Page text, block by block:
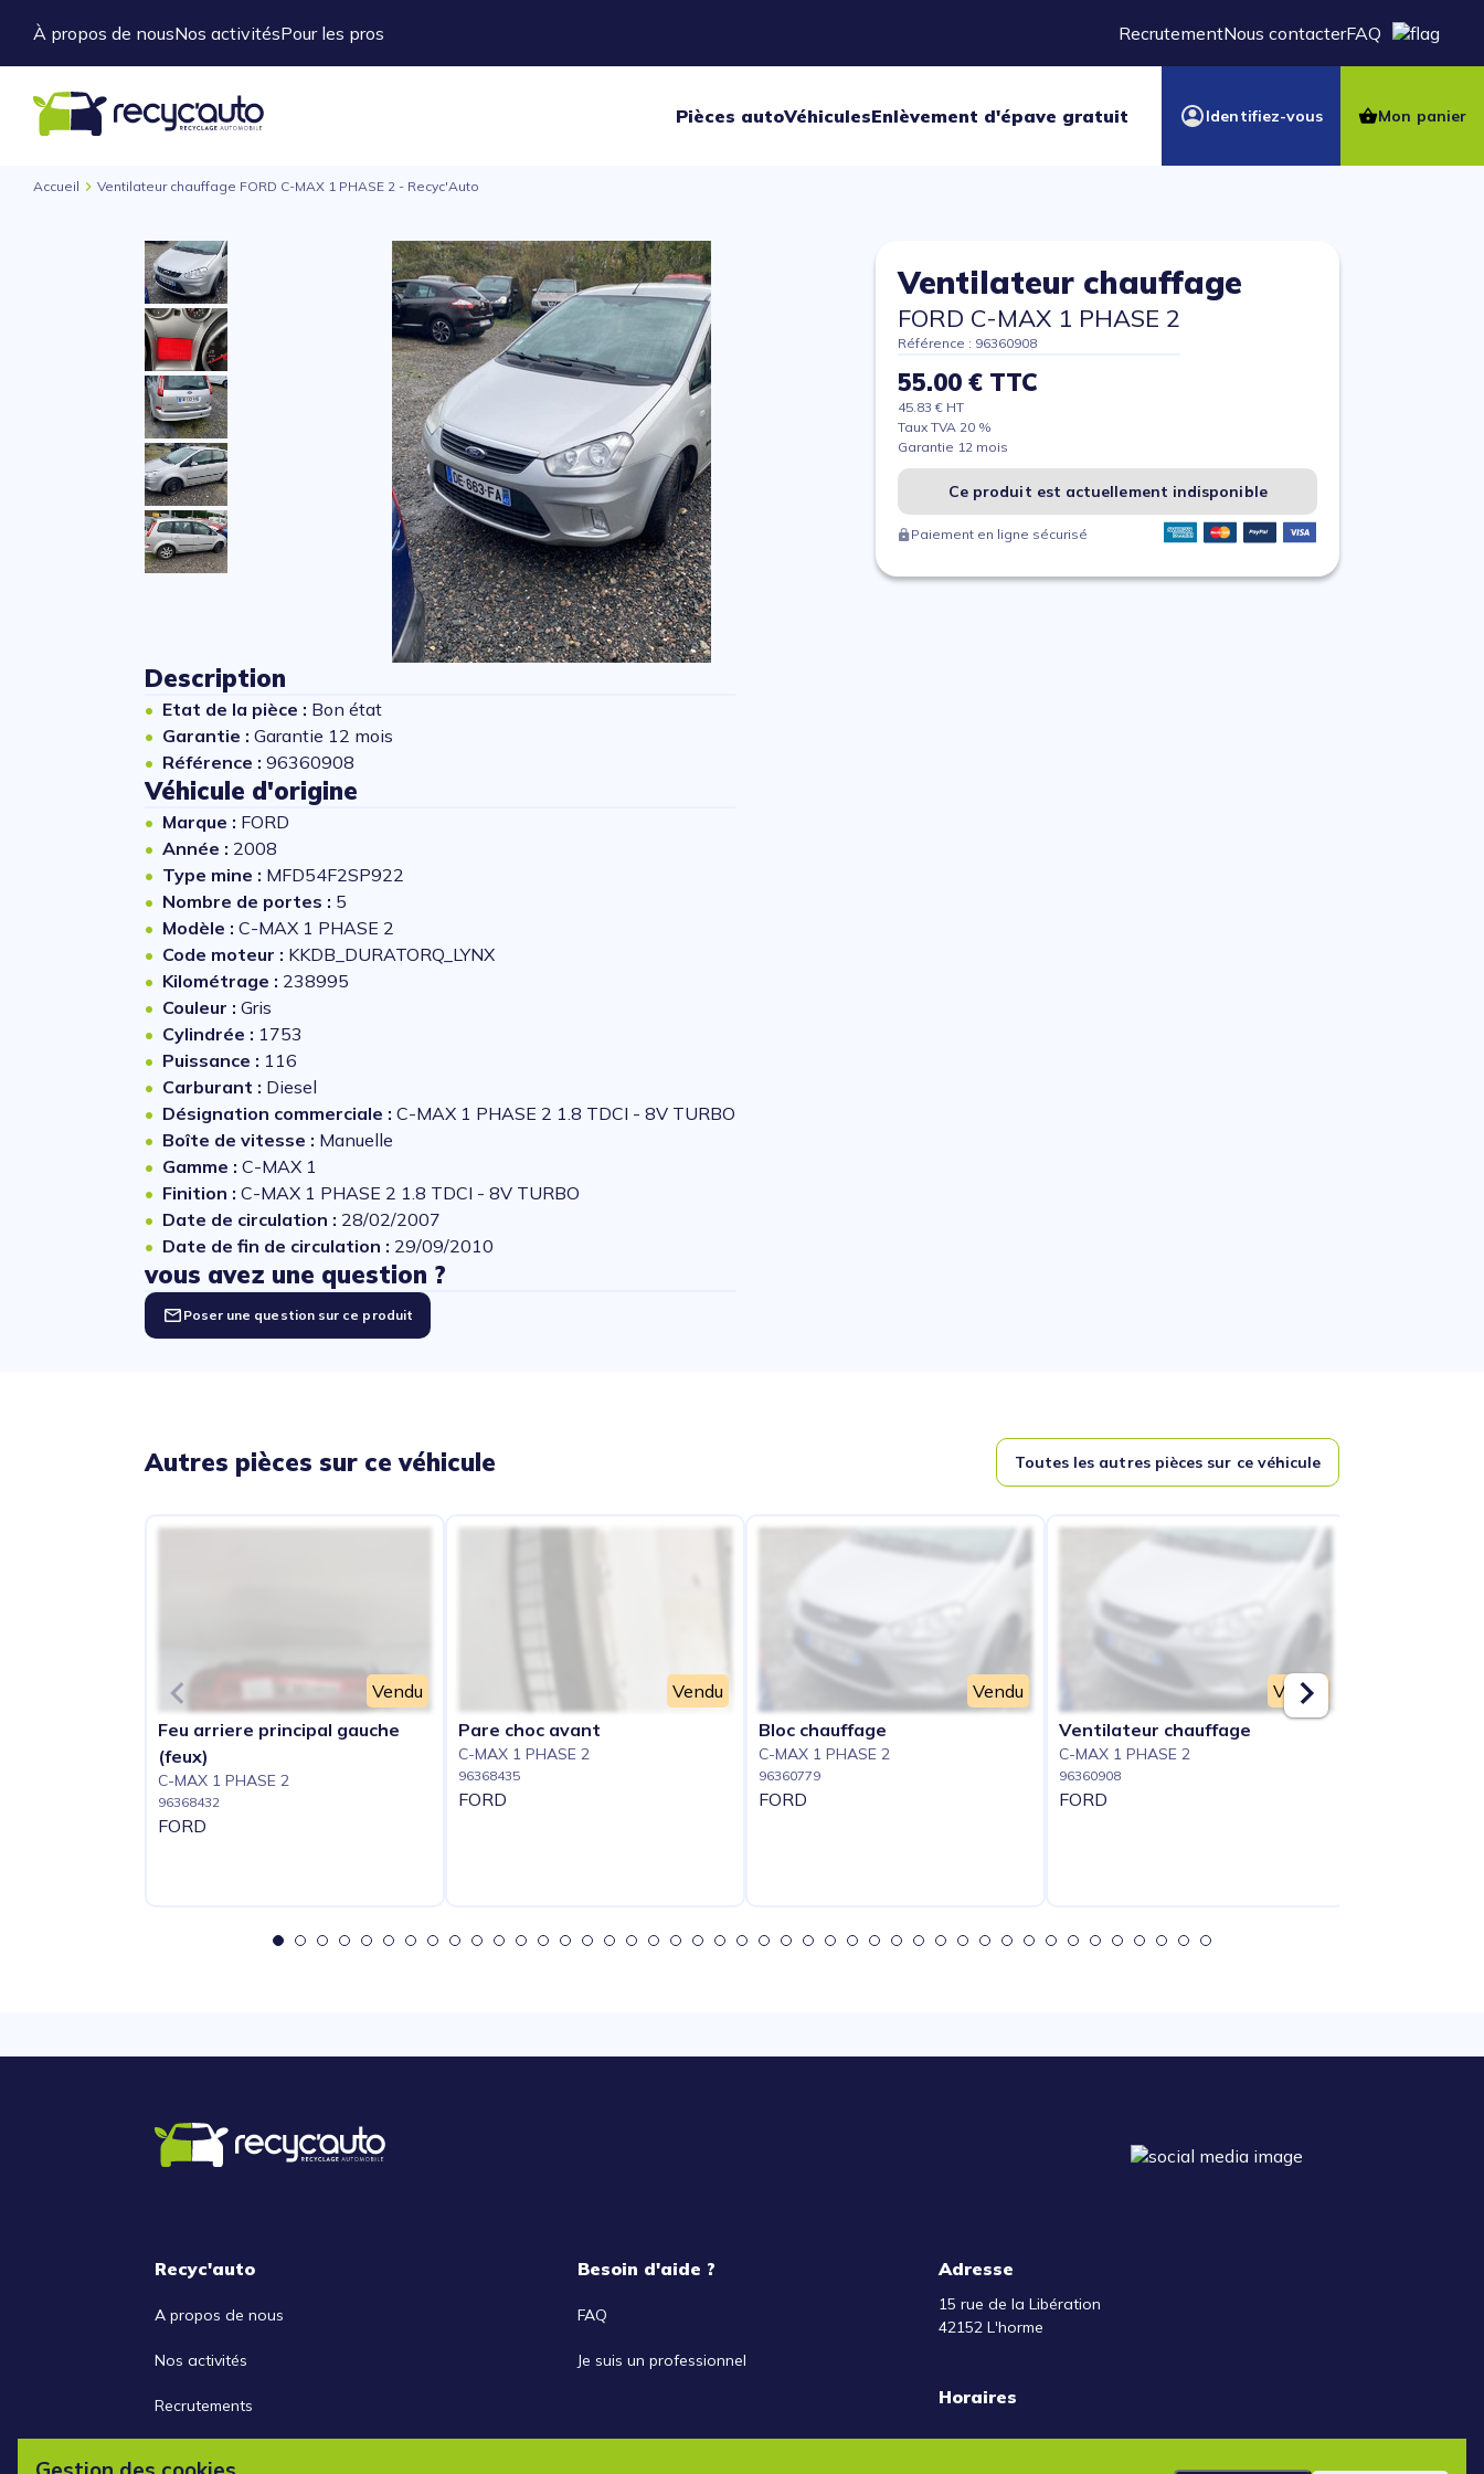
À propos de nousNos activitésPour les pros RecrutementNous contacterFAQ
Pièces autoVéhiculesEnlèvement d'épave gratuit Identifiez-vous Mon panier
Accueil Ventilateur chauffage FORD C-MAX 1 PHASE 2 - Recyc'Auto
Description
Etat de la pièce : Bon état
Garantie : Garantie 12 mois
Référence : 96360908
Véhicule d'origine
Marque : FORD
Année : 2008
Type mine : MFD54F2SP922
Nombre de portes : 5
Modèle : C-MAX 1 PHASE 2
Code moteur : KKDB_DURATORQ_LYNX
Kilométrage : 238995
Couleur : Gris
Cylindrée : 1753
Puissance : 116
Carburant : Diesel
Désignation commerciale : C-MAX 1 PHASE 2 1.8 TDCI - 8V TURBO
Boîte de vitesse : Manuelle
Gamme : C-MAX 1
Finition : C-MAX 1 PHASE 2 1.8 TDCI - 8V TURBO
Date de circulation : 28/02/2007
Date de fin de circulation : 29/09/2010
vous avez une question ?
Poser une question sur ce produit
Ventilateur chauffage
FORD C-MAX 1 PHASE 2
Référence : 96360908
55.00 € TTC
45.83 € HT
Taux TVA 20 %
Garantie 12 mois
Ce produit est actuellement indisponible
Paiement en ligne sécurisé
Autres pièces sur ce véhicule Toutes les autres pièces sur ce véhicule
Vendu
Feu arriere principal gauche
(feux)
C-MAX 1 PHASE 2
96368432
FORD
Vendu
Pare choc avant
C-MAX 1 PHASE 2
96368435
FORD
Vendu
Bloc chauffage
C-MAX 1 PHASE 2
96360779
FORD
Vendu
Ventilateur chauffage
C-MAX 1 PHASE 2
96360908
FORD
Recyc'auto
A propos de nous
Nos activités
Recrutements
Besoin d'aide ?
FAQ
Je suis un professionnel
Adresse
15 rue de la Libération
42152 L'horme
Horaires